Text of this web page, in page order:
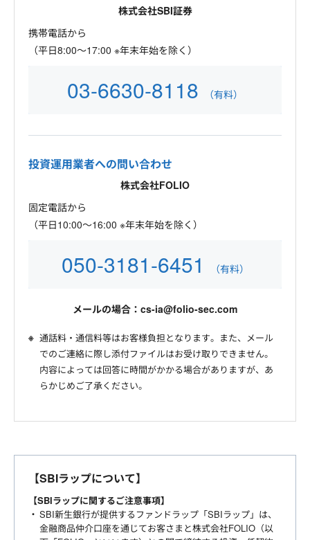
株式会社SBI証券
携帯電話から
（平日8:00～17:00 ※年末年始を除く）
03-6630-8118 （有料）
投資運用業者への問い合わせ
株式会社FOLIO
固定電話から
（平日10:00～16:00 ※年末年始を除く）
050-3181-6451 （有料）
メールの場合：cs-ia@folio-sec.com
通話料・通信料等はお客様負担となります。また、メール
でのご連絡に際し添付ファイルはお受け取りできません。
内容によっては回答に時間がかかる場合がありますが、あ
らかじめご了承ください。
【SBIラップについて】
【SBIラップに関するご注意事項】
SBI新生銀行が提供するファンドラップ「SBIラップ」は、
金融商品仲介口座を通じてお客さまと株式会社FOLIO（以